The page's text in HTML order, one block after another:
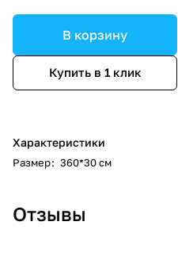
В корзину
Купить в 1 клик
Характеристики
Размер: 360*30 см
Отзывы